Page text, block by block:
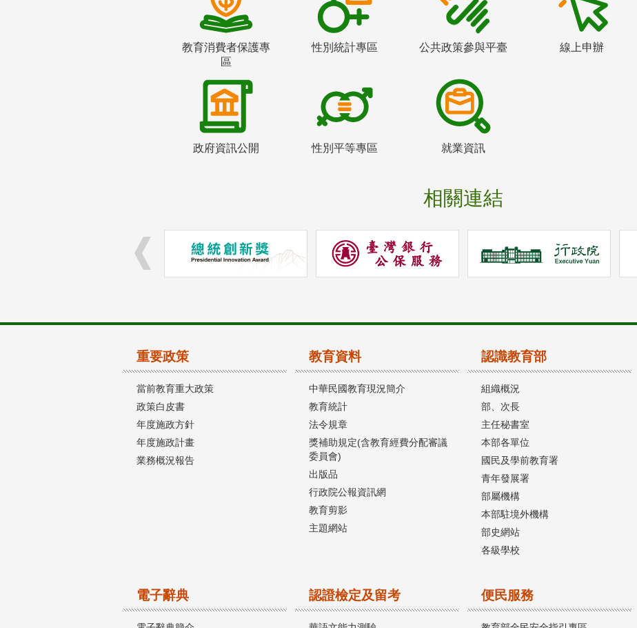
教育消費者保護專
區
性別統計專區 公共政策參與平臺 線上申辦
政府資訊公開 性別平等專區 就業資訊
相關連結
重要政策
當前教育重大政策
政策白皮書
年度施政方針
年度施政計畫
業務概況報告
教育資料
中華民國教育現況簡介
教育統計
法令規章
獎補助規定(含教育經費分配審議
委員會)
出版品
行政院公報資訊網
教育剪影
主題網站
認識教育部
組織概況
部、次長
主任秘書室
本部各單位
國民及學前教育署
青年發展署
部屬機構
本部駐境外機構
部史網站
各級學校
電子辭典 認證檢定及留考 便民服務